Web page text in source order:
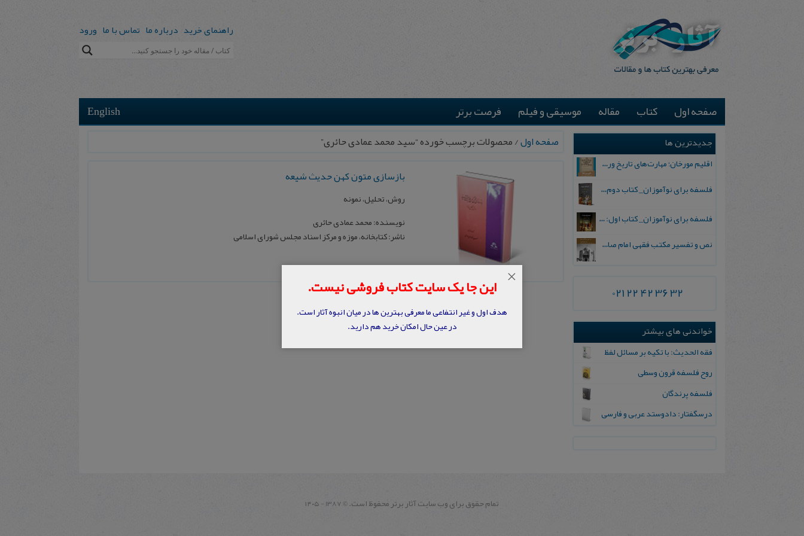
راهنمای خرید درباره ما تماس با ما ورود
English صفحه اول کتاب مقاله موسیقی و فیلم فرصت برتر
صفحه اول/ محصولات برچسب خورده “سید محمد عمادی حائری”
بازسازی متون کهن حدیث شیعه
روش، تحلیل، نمونه
نویسنده: محمد عمادی حائری
ناشر: کتابخانه، موزه و مرکز اسناد مجلس شورای اسلامی
جدیدترین ها
اقلیم مورخان؛ مهارت‌های تاریخ ورزی علمی
فلسفه برای نوآموزان_ کتاب دوم: پرسش درباره واقعیت و معرفت
فلسفه برای نوآموزان_ کتاب اول: تردید در باورهای رایج
نص و تفسیر مکتب فقهی امام صادق علیه السلام
021 22 42 36 32
خواندنی های بیشتر
فقه الحدیث: با تکیه بر مسائل لفظ
روح فلسفه قرون وسطى
فلسفه پرندگان
درسگفتار: دادوستد عربی و فارسی
این جا یک سایت کتاب فروشی نیست.
هدف اول و غیر انتفاعی ما معرفی بهترین ها در میان انبوه آثار است.
در عین حال امکان خرید هم دارید.
×
تمام حقوق برای وب سايت آثار برتر محفوظ است. ©